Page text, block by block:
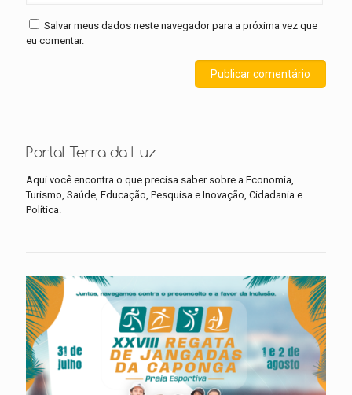
Salvar meus dados neste navegador para a próxima vez que
eu comentar.
Portal Terra da Luz
Aqui você encontra o que precisa saber sobre a Economia,
Turismo, Saúde, Educação, Pesquisa e Inovação, Cidadania e
Política.